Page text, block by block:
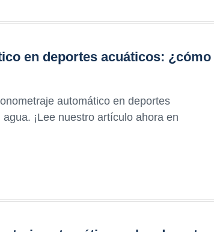
en deportes acuáticos: ¿cómo
automático en deportes
¡Lee nuestro artículo ahora en